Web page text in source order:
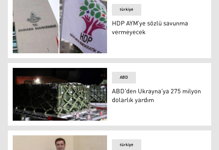
HDP AYM'ye sözlü savunma vermeyecek
türkiye
HDP AYM'ye sözlü savunma
vermeyecek
ABD'den Ukrayna'ya 275 milyon dolarlık yardım
ABD
ABD'den Ukrayna'ya 275 milyon
dolarlık yardım
türkiye